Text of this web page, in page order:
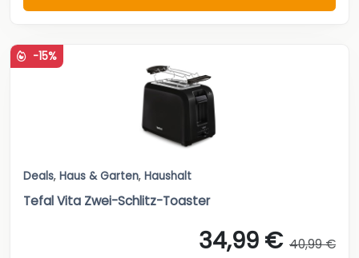
-15%
Deals, Haus & Garten, Haushalt
Tefal Vita Zwei-Schlitz-Toaster
34,99 € 40,99 €